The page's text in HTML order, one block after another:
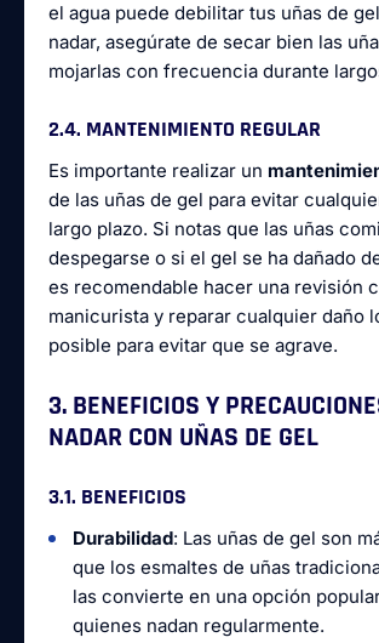
el agua puede debilitar tus uñas de
nadar, asegúrate de secar bien las
mojarlas con frecuencia durante
2.4. MANTENIMIENTO REGULAR
Es importante realizar un
de las uñas de gel para evitar
largo plazo. Si notas que las uñas
despegarse o si el gel se ha dañado
es recomendable hacer una revisión
manicurista y reparar cualquier daño
posible para evitar que se agrave.
3. BENEFICIOS Y
NADAR CON UÑAS DE GEL
3.1. BENEFICIOS
Durabilidad: Las uñas de gel son
que los esmaltes de uñas
las convierte en una opción
quienes nadan regularmente.